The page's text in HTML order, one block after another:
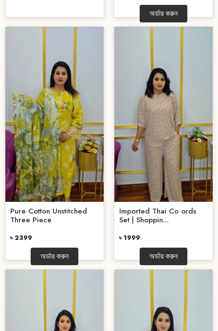
অর্ডার করুন
Pure Cotton Unstitched
Three Piece
৳ 2399
অর্ডার করুন
Imported Thai Co ords
Set | Shoppin...
৳ 1999
অর্ডার করুন